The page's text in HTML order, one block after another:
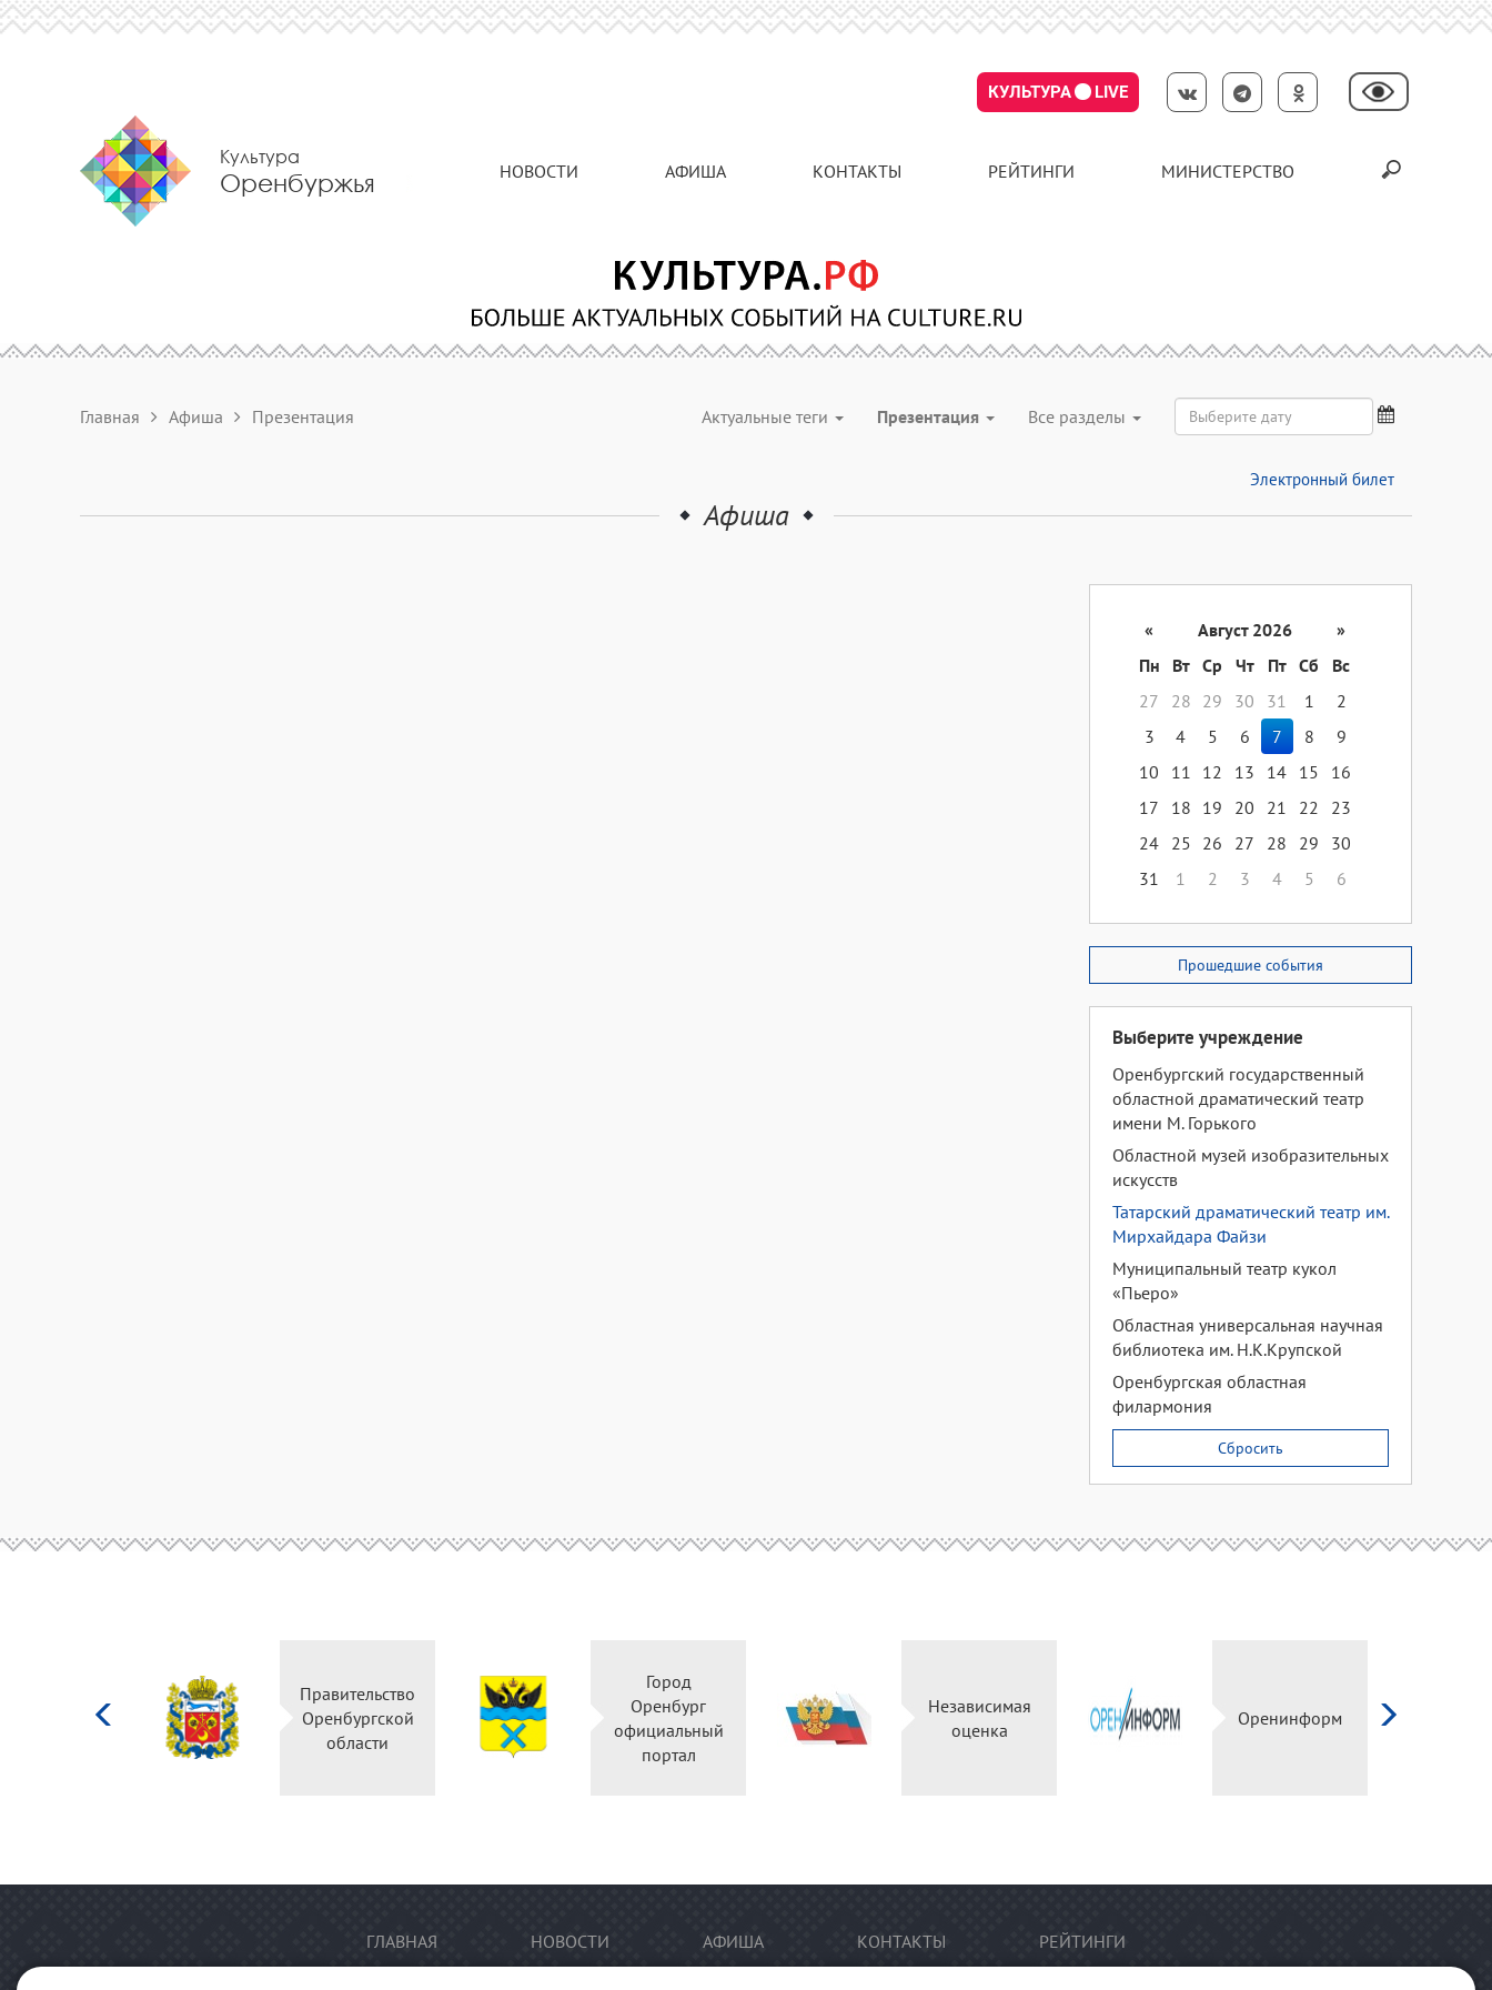
КУЛЬТУРА LIVE
Культура
Оренбуржья НОВОСТИ АФИША КОНТАКТЫ РЕЙТИНГИ МИНИСТЕРСТВО
Главная Афиша Презентация Актуальные теги Презентация Все разделы
Электронный билет
Афиша
« Август 2026
»
Пн
Вт Ср Чт Пт Сб
Вс
27
28 29 30 31 1
2
3
4 5 6 7 8
9
10
11 12 13 14 15
16
17
18 19 20 21 22
23
24 25 26 27 28 29
30
31
1 2 3 4 5 6
Прошедшие события
Выберите учреждение
Оренбургский государственный
областной драматический театр
имени М. Горького
Областной музей изобразительных
искусств
Татарский драматический театр им.
Мирхайдара Файзи
Муниципальный театр кукол
«Пьеро»
Областная универсальная научная
библиотека им. Н.К.Крупской
Оренбургская областная
филармония
Сбросить
Правительство
Оренбургской
области
Город
Оренбург
официальный
портал
Независимая
оценка
Оренинформ
ГЛАВНАЯ НОВОСТИ АФИША КОНТАКТЫ РЕЙТИНГИ